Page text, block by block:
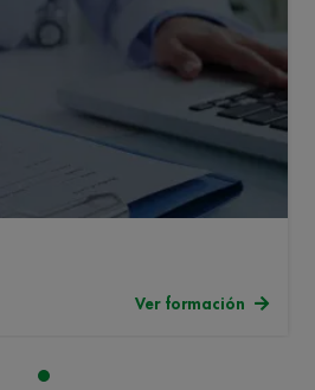
Ver formación